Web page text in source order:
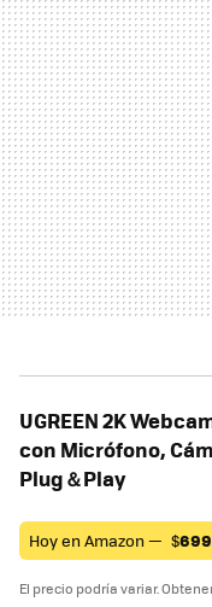
UGREEN 2K
con Micrófono,
Plug＆Play
Hoy en Amazon — $
El precio podría variar.